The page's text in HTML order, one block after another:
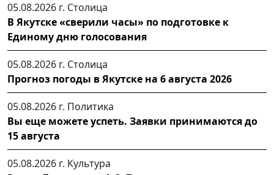
05.08.2026 г. Столица
В Якутске «сверили часы» по подготовке к
Единому дню голосования
05.08.2026 г. Столица
Прогноз погоды в Якутске на 6 августа 2026
05.08.2026 г. Политика
Вы еще можете успеть. Заявки принимаются до
15 августа
05.08.2026 г. Культура